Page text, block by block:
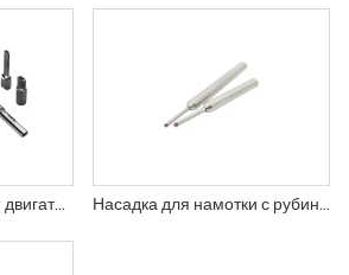
Насадка для намотки двигателя Насадка для намотки с рубиновым наконечником